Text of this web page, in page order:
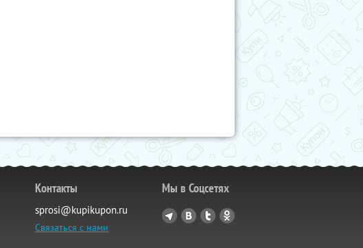
Контакты
sprosi@kupikupon.ru
Связаться с нами
Мы в Соцсетях